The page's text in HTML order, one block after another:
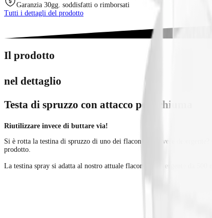
Garanzia 30gg. soddisfatti o rimborsati
Tutti i dettagli del prodotto
Il prodotto
nel dettaglio
Testa di spruzzo con attacco per schiuma
Riutilizzare invece di buttare via!
Si è rotta la testina di spruzzo di uno dei flaconi di polvere
prodotto.
La testina spray si adatta al nostro attuale flacone di detergente da 500